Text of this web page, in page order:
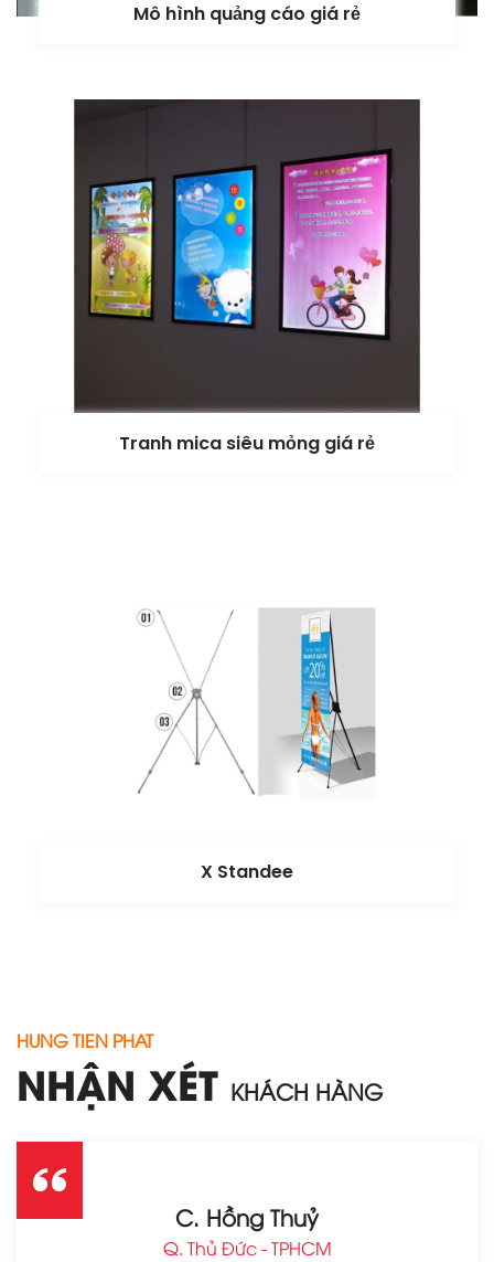
Mô hình quảng cáo giá rẻ
Tranh mica siêu mỏng giá rẻ
X Standee
HUNG TIEN PHAT
NHẬN XÉT KHÁCH HÀNG
C. Hồng Thuỷ
Q. Thủ Đức - TPHCM